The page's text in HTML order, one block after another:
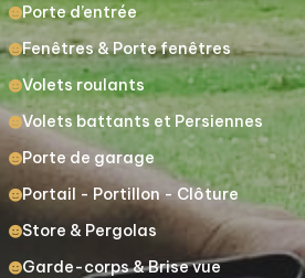
Porte d’entrée
Fenêtres & Porte fenêtres
Volets roulants
Volets battants et Persiennes
Porte de garage
Portail - Portillon - Clôture
Store & Pergolas
Garde-corps & Brise vue